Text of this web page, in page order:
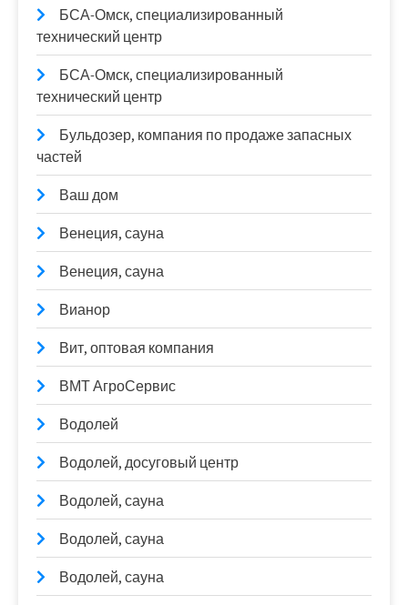
БСА-Омск, специализированный
технический центр
БСА-Омск, специализированный
технический центр
Бульдозер, компания по продаже запасных
частей
Ваш дом
Венеция, сауна
Венеция, сауна
Вианор
Вит, оптовая компания
ВМТ АгроСервис
Водолей
Водолей, досуговый центр
Водолей, сауна
Водолей, сауна
Водолей, сауна